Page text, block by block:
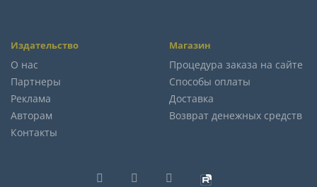
Издательство
О нас
Партнеры
Реклама
Авторам
Контакты
Магазин
Процедура заказа на сайте
Способы оплаты
Доставка
Возврат денежных средств